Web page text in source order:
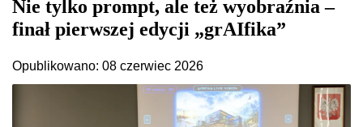
Nie tylko prompt, ale też wyobraźnia –
finał pierwszej edycji „grAIfika”
Opublikowano: 08 czerwiec 2026